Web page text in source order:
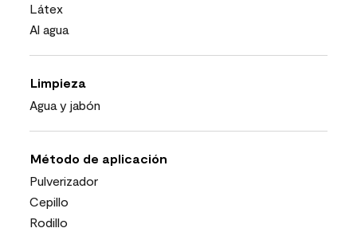
Látex
Al agua
Limpieza
Agua y jabón
Método de aplicación
Pulverizador
Cepillo
Rodillo